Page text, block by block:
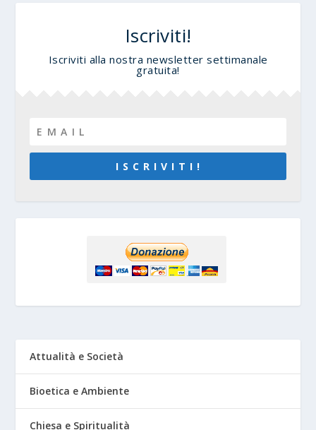
Iscriviti!
Iscriviti alla nostra newsletter settimanale
gratuita!
I S C R I V I T I !
Attualità e Società
Bioetica e Ambiente
Chiesa e Spiritualità